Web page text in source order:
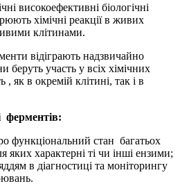
високоефективні біологічні
хімічні реакції в живих
клітинами.
відіграють надзвичайно
беруть участь у всіх хімічних
, як в окремій клітині, так і в
ферментів:
функціональний стан багатьох
яких характерні ті чи інші ензими;
в діагностиці та моніторингу